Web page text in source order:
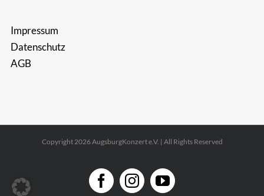
Impressum
Datenschutz
AGB
Copyright 2026 AugsburgKonzert e.V. | All Rights Reserved
FacebookInstagramYouTube